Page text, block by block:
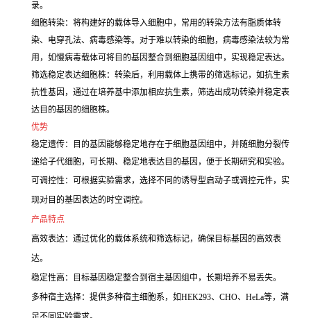
录。
细胞转染：将构建好的载体导入细胞中，常用的转染方法有脂质体转
染、电穿孔法、病毒感染等。对于难以转染的细胞，病毒感染法较为常
用，如慢病毒载体可将目的基因整合到细胞基因组中，实现稳定表达。
筛选稳定表达细胞株：转染后，利用载体上携带的筛选标记，如抗生素
抗性基因，通过在培养基中添加相应抗生素，筛选出成功转染并稳定表
达目的基因的细胞株。
优势
稳定遗传：目的基因能够稳定地存在于细胞基因组中，并随细胞分裂传
递给子代细胞，可长期、稳定地表达目的基因，便于长期研究和实验。
可调控性：可根据实验需求，选择不同的诱导型启动子或调控元件，实
现对目的基因表达的时空调控。
产品特点
高效表达：通过优化的载体系统和筛选标记，确保目标基因的高效表
达。
稳定性高：目标基因稳定整合到宿主基因组中，长期培养不易丢失。
多种宿主选择：提供多种宿主细胞系，如HEK293、CHO、HeLa等，满